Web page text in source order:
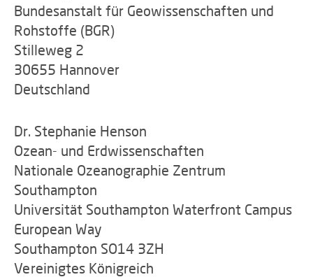
Bundesanstalt für Geowissenschaften und
Rohstoffe (BGR)
Stilleweg 2
30655 Hannover
Deutschland
Dr. Stephanie Henson
Ozean- und Erdwissenschaften
Nationale Ozeanographie Zentrum
Southampton
Universität Southampton Waterfront Campus
European Way
Southampton SO14 3ZH
Vereinigtes Königreich